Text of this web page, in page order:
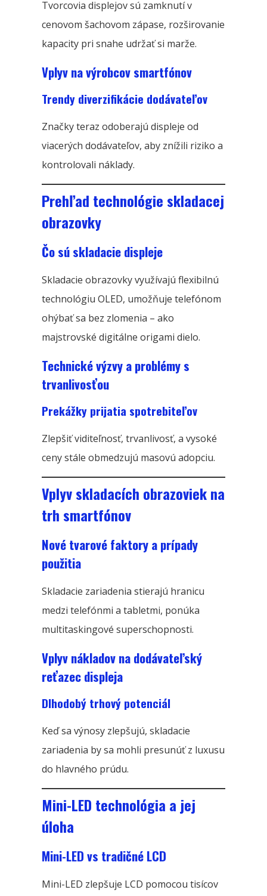
Tvorcovia displejov sú zamknutí v
cenovom šachovom zápase, rozširovanie
kapacity pri snahe udržať si marže.
Vplyv na výrobcov smartfónov
Trendy diverzifikácie dodávateľov
Značky teraz odoberajú displeje od
viacerých dodávateľov, aby znížili riziko a
kontrolovali náklady.
Prehľad technológie skladacej
obrazovky
Čo sú skladacie displeje
Skladacie obrazovky využívajú flexibilnú
technológiu OLED, umožňuje telefónom
ohýbať sa bez zlomenia – ako
majstrovské digitálne origami dielo.
Technické výzvy a problémy s
trvanlivosťou
Prekážky prijatia spotrebiteľov
Zlepšiť viditeľnosť, trvanlivosť, a vysoké
ceny stále obmedzujú masovú adopciu.
Vplyv skladacích obrazoviek na
trh smartfónov
Nové tvarové faktory a prípady
použitia
Skladacie zariadenia stierajú hranicu
medzi telefónmi a tabletmi, ponúka
multitaskingové superschopnosti.
Vplyv nákladov na dodávateľský
reťazec displeja
Dlhodobý trhový potenciál
Keď sa výnosy zlepšujú, skladacie
zariadenia by sa mohli presunúť z luxusu
do hlavného prúdu.
Mini-LED technológia a jej
úloha
Mini-LED vs tradičné LCD
Mini-LED zlepšuje LCD pomocou tisícov